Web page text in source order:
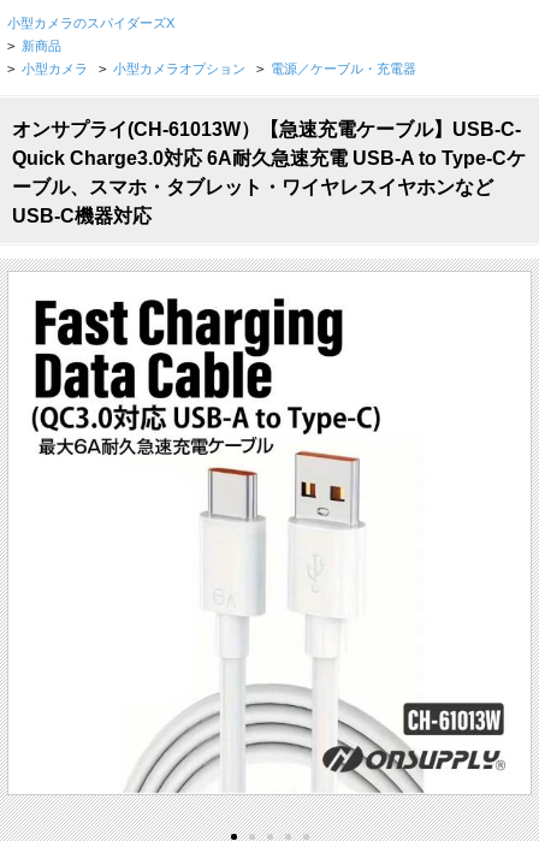
小型カメラのスパイダーズX
> 新商品
> 小型カメラ > 小型カメラオプション > 電源／ケーブル・充電器
オンサプライ(CH-61013W）【急速充電ケーブル】USB-C-
Quick Charge3.0対応 6A耐久急速充電 USB-A to Type-Cケ
ーブル、スマホ・タブレット・ワイヤレスイヤホンなど
USB-C機器対応